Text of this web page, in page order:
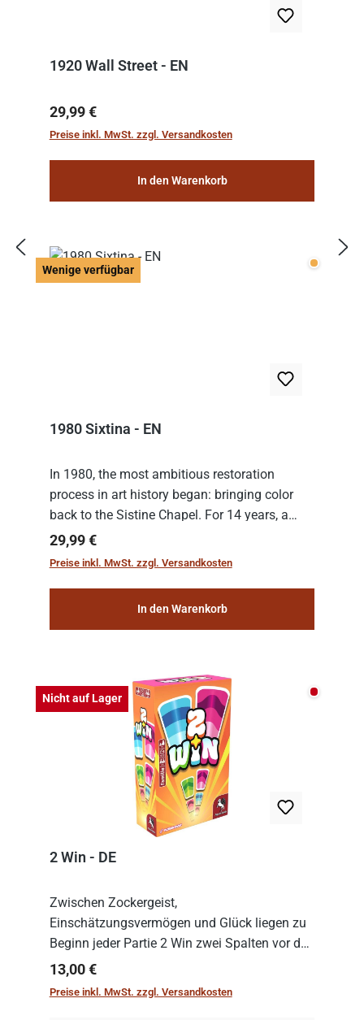
1920 Wall Street - EN
Regulärer Preis:
29,99 €
Preise inkl. MwSt. zzgl. Versandkosten
In den Warenkorb
Wenige verfügbar Wenige
1980 Sixtina - EN
In 1980, the most ambitious restoration
process in art history began: bringing color
back to the Sistine Chapel. For 14 years, a
team of experts from the Vatican undertook
the meticulous job of cleaning and
Regulärer Preis:
29,99 €
Preise inkl. MwSt. zzgl. Versandkosten
In den Warenkorb
Nicht auf Lager Nicht
2 Win - DE
Zwischen Zockergeist,
Einschätzungsvermögen und Glück liegen zu
Beginn jeder Partie 2 Win zwei Spalten vor den
Spielenden aus, die es in die Höhe zu treiben
gilt. Doch das geht natürlich nur, solange man
Regulärer Preis:
13,00 €
Preise inkl. MwSt. zzgl. Versandkosten